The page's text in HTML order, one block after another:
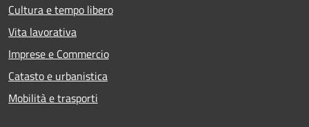
Cultura e tempo libero
Vita lavorativa
Imprese e Commercio
Catasto e urbanistica
Mobilità e trasporti